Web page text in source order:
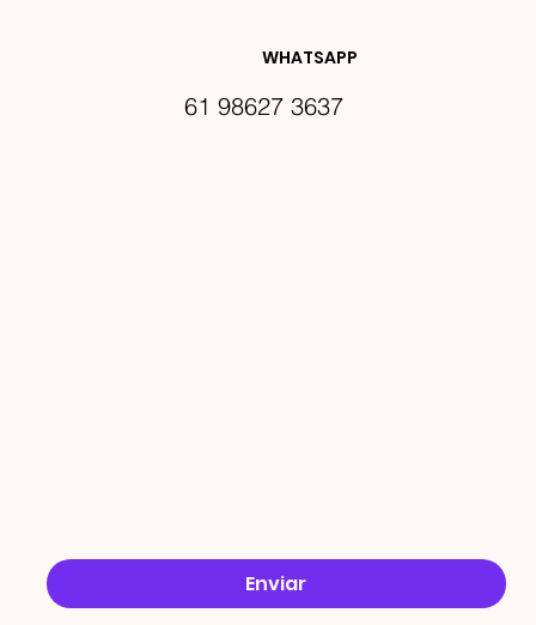
DES E
Enviar
WHATSAPP
61 98627 3637